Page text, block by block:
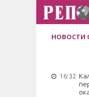
НОВОСТИ
16:32